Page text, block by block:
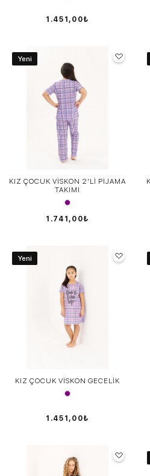
1.451,00₺
Yeni
KIZ ÇOCUK VİSKON 2'Lİ PİJAMA
TAKIMI
1.741,00₺
Yeni
KIZ ÇOCUK VİSKON GECELİK
1.451,00₺